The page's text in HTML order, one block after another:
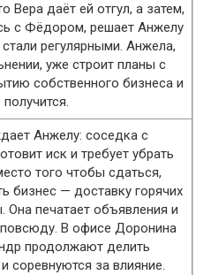
Вера даёт ей отгул, а затем,
с Фёдором, решает Анжелу
регулярными. Анжела,
уже строит планы с
собственного бизнеса и
Анжелу: соседка с
иск и требует убрать
того чтобы сдаться,
бизнес — доставку горячих
печатает объявления и
В офисе Доронина
продолжают делить
соревнуются за влияние.